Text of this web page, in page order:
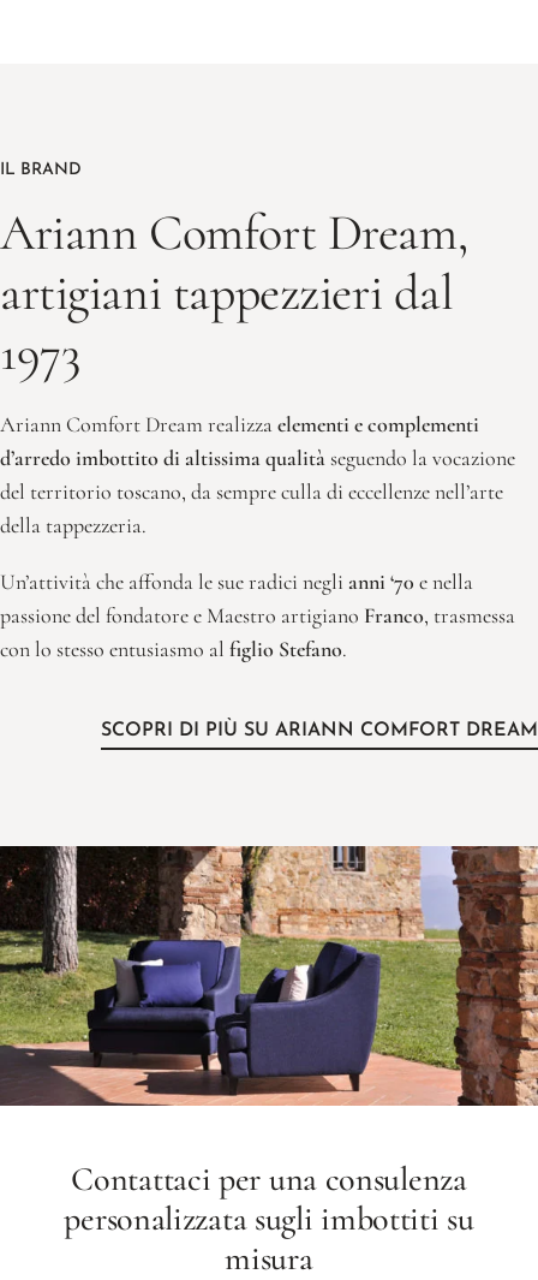
IL BRAND
Ariann Comfort Dream,
artigiani tappezzieri dal
1973
Ariann Comfort Dream realizzaelementi e complementi
d’arredo imbottito di altissima qualitàseguendo la vocazione
del territorio toscano, da sempre culla di eccellenze nell’arte
della tappezzeria.
Un’attività che affonda le sue radici negli anni ‘70 e nella
passione del fondatore e Maestro artigiano Franco, trasmessa
con lo stesso entusiasmo al figlio Stefano.
SCOPRI DI PIÙ SU ARIANN COMFORT DREAM
Contattaci per una consulenza
personalizzata sugli imbottiti su
misura